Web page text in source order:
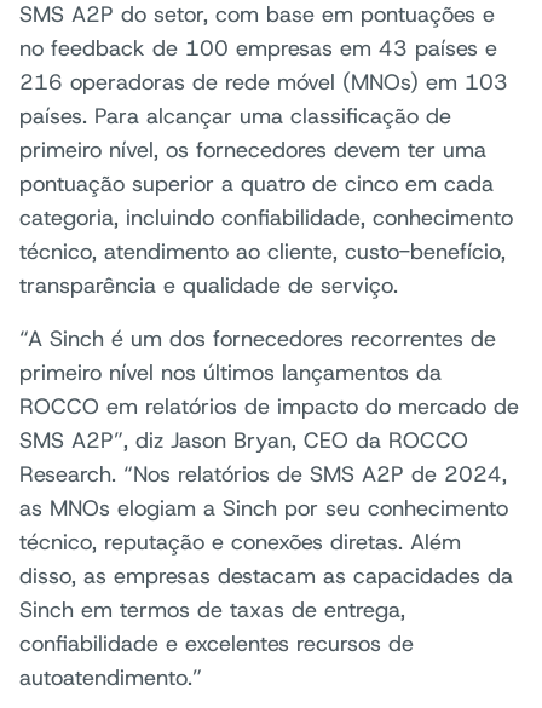
SMS A2P do setor, com base em pontuações e
no feedback de 100 empresas em 43 países e
216 operadoras de rede móvel (MNOs) em 103
países. Para alcançar uma classificação de
primeiro nível, os fornecedores devem ter uma
pontuação superior a quatro de cinco em cada
categoria, incluindo confiabilidade, conhecimento
técnico, atendimento ao cliente, custo-benefício,
transparência e qualidade de serviço.
“A Sinch é um dos fornecedores recorrentes de
primeiro nível nos últimos lançamentos da
ROCCO em relatórios de impacto do mercado de
SMS A2P”, diz Jason Bryan, CEO da ROCCO
Research. “Nos relatórios de SMS A2P de 2024,
as MNOs elogiam a Sinch por seu conhecimento
técnico, reputação e conexões diretas. Além
disso, as empresas destacam as capacidades da
Sinch em termos de taxas de entrega,
confiabilidade e excelentes recursos de
autoatendimento.”